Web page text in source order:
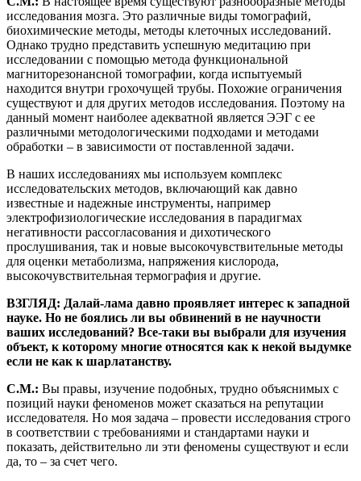
исследования мозга. Это различные виды томографий,
биохимические методы, методы клеточных исследований.
Однако трудно представить успешную медитацию при
исследовании с помощью метода функциональной
магниторезонансной томографии, когда испытуемый
находится внутри грохочущей трубы. Похожие ограничения
существуют и для других методов исследования. Поэтому на
данный момент наиболее адекватной является ЭЭГ с ее
различными методологическими подходами и методами
обработки – в зависимости от поставленной задачи.
В наших исследованиях мы используем комплекс
исследовательских методов, включающий как давно
известные и надежные инструменты, например
электрофизиологические исследования в парадигмах
негативности рассогласования и дихотического
прослушивания, так и новые высокочувствительные методы
для оценки метаболизма, напряжения кислорода,
высокочувствительная термография и другие.
ВЗГЛЯД: Далай-лама давно проявляет интерес к западной
науке. Но не боялись ли вы обвинений в не научности
ваших исследований? Все-таки вы выбрали для изучения
объект, к которому многие относятся как к некой выдумке
если не как к шарлатанству.
С.М.: Вы правы, изучение подобных, трудно объяснимых с
позиций науки феноменов может сказаться на репутации
исследователя. Но моя задача – провести исследования строго
в соответствии с требованиями и стандартами науки и
показать, действительно ли эти феномены существуют и если
да, то – за счет чего.